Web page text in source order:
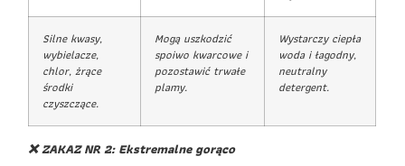
Silne kwasy,
wybielacze,
chlor, żrące
środki
czyszczące.
Mogą uszkodzić
spoiwo kwarcowe i
pozostawić trwałe
plamy.
Wystarczy ciepła
woda i łagodny,
neutralny
detergent.
❌ ZAKAZ NR 2: Ekstremalne gorąco